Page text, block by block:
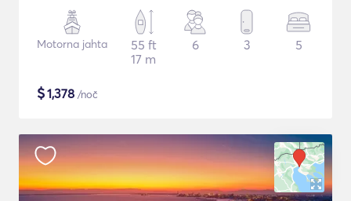
Motorna jahta
55 ft
17 m
6 3 5
$1,378 /noč